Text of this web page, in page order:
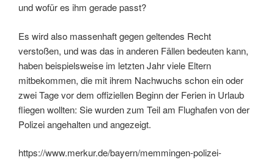
und wofür es ihm gerade passt?
Es wird also massenhaft gegen geltendes Recht
verstoßen, und was das in anderen Fällen bedeuten kann,
haben beispielsweise im letzten Jahr viele Eltern
mitbekommen, die mit ihrem Nachwuchs schon ein oder
zwei Tage vor dem offiziellen Beginn der Ferien in Urlaub
fliegen wollten: Sie wurden zum Teil am Flughafen von der
Polizei angehalten und angezeigt.
https://www.merkur.de/bayern/memmingen-polizei-